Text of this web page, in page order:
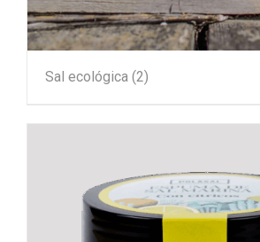
Sal ecológica (2)